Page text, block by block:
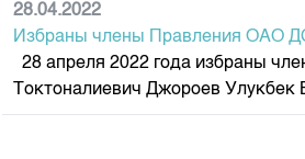
28.04.2022
Избраны члены Правления ОАО
28 апреля 2022 года избраны
Токтоналиевич Джороев Улукбек